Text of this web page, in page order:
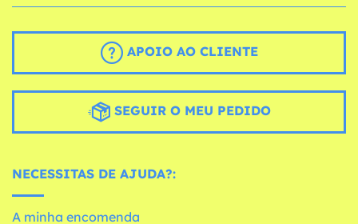
APOIO AO CLIENTE
SEGUIR O MEU PEDIDO
NECESSITAS DE AJUDA?:
A minha encomenda